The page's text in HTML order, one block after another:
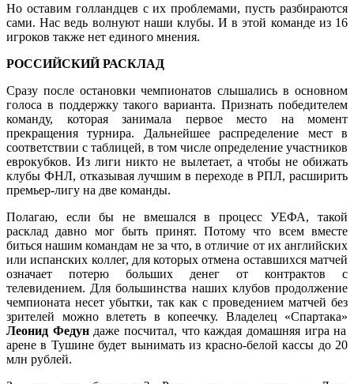
Но оставим голландцев с их проблемами, пусть разбираются
сами. Нас ведь волнуют наши клубы. И в этой команде из 16
игроков также нет единого мнения.
РОССИЙСКИЙ РАСКЛАД
Сразу после остановки чемпионатов слышались в основном
голоса в поддержку такого варианта. Признать победителем
команду, которая занимала первое место на момент
прекращения турнира. Дальнейшее распределение мест в
соответствии с таблицей, в том числе определение участников
еврокубков. Из лиги никто не вылетает, а чтобы не обижать
клубы ФНЛ, отказывая лучшим в переходе в РПЛ, расширить
премьер-лигу на две команды.
Полагаю, если бы не вмешался в процесс УЕФА, такой
расклад давно мог быть принят. Потому что всем вместе
биться нашим командам не за что, в отличие от их английских
или испанских коллег, для которых отмена оставшихся матчей
означает потерю больших денег от контрактов с
телевидением. Для большинства наших клубов продолжение
чемпионата несет убытки, так как с проведением матчей без
зрителей можно влететь в копеечку. Владелец «Спартака»
Леонид Федундаже посчитал, что каждая домашняя игра на
арене в Тушине будет вынимать из красно-белой кассы до 20
млн рублей.